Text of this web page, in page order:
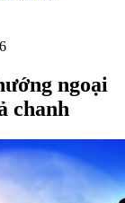
ngoại
chanh